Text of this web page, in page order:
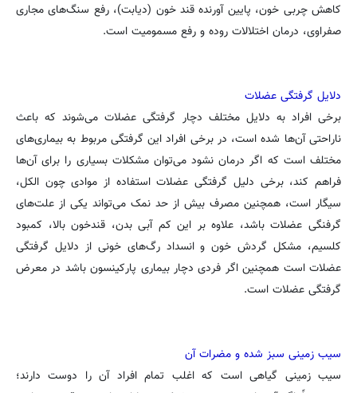
کاهش چربی خون، پایین آورنده قند خون (دیابت)، رفع سنگ‌های مجاری
صفراوی، درمان اختلالات روده و رفع مسمومیت است.
دلایل گرفتگی عضلات
برخی افراد به دلایل مختلف دچار گرفتگی عضلات می‌شوند که باعث
ناراحتی آن‌ها شده است، در برخی افراد این گرفتگی مربوط به بیماری‌های
مختلف است که اگر درمان نشود می‌توان مشکلات بسیاری را برای آن‌ها
فراهم کند، برخی دلیل گرفتگی عضلات استفاده از موادی چون الکل،
سیگار است، همچنین مصرف بیش از حد نمک می‌تواند یکی از علت‌های
گرفنگی عضلات باشد، علاوه بر این کم آبی بدن، قندخون بالا، کمبود
کلسیم، مشکل گردش خون و انسداد رگ‌های خونی از دلایل گرفتگی
عضلات است همچنین اگر فردی دچار بیماری پارکینسون باشد در معرض
گرفتگی عضلات است.
سیب زمینی سبز شده و مضرات آن
سیب زمینی گیاهی است که اغلب تمام افراد آن را دوست دارند؛